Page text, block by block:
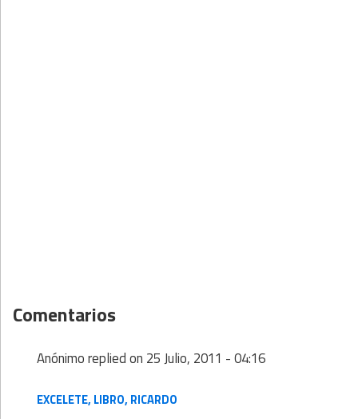
Comentarios
Anónimoreplied on 25 Julio, 2011 - 04:16
EXCELETE, LIBRO, RICARDO